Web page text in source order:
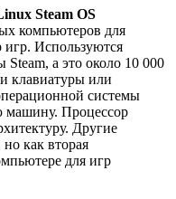
Steam OS
компьютеров для
Используются
а это около 10 000
клавиатуры или
системы
машину. Процессор
Другие
как вторая
для игр